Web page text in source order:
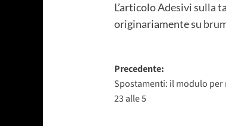
L’articoloAdesivi sulla
originariamente su
Navigazione
articolo
Precedente:
Spostamenti: il modulo
23 alle 5